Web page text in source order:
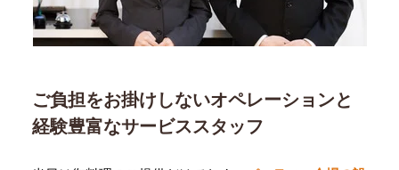
ご負担をお掛けしないオペレーションと
経験豊富なサービススタッフ